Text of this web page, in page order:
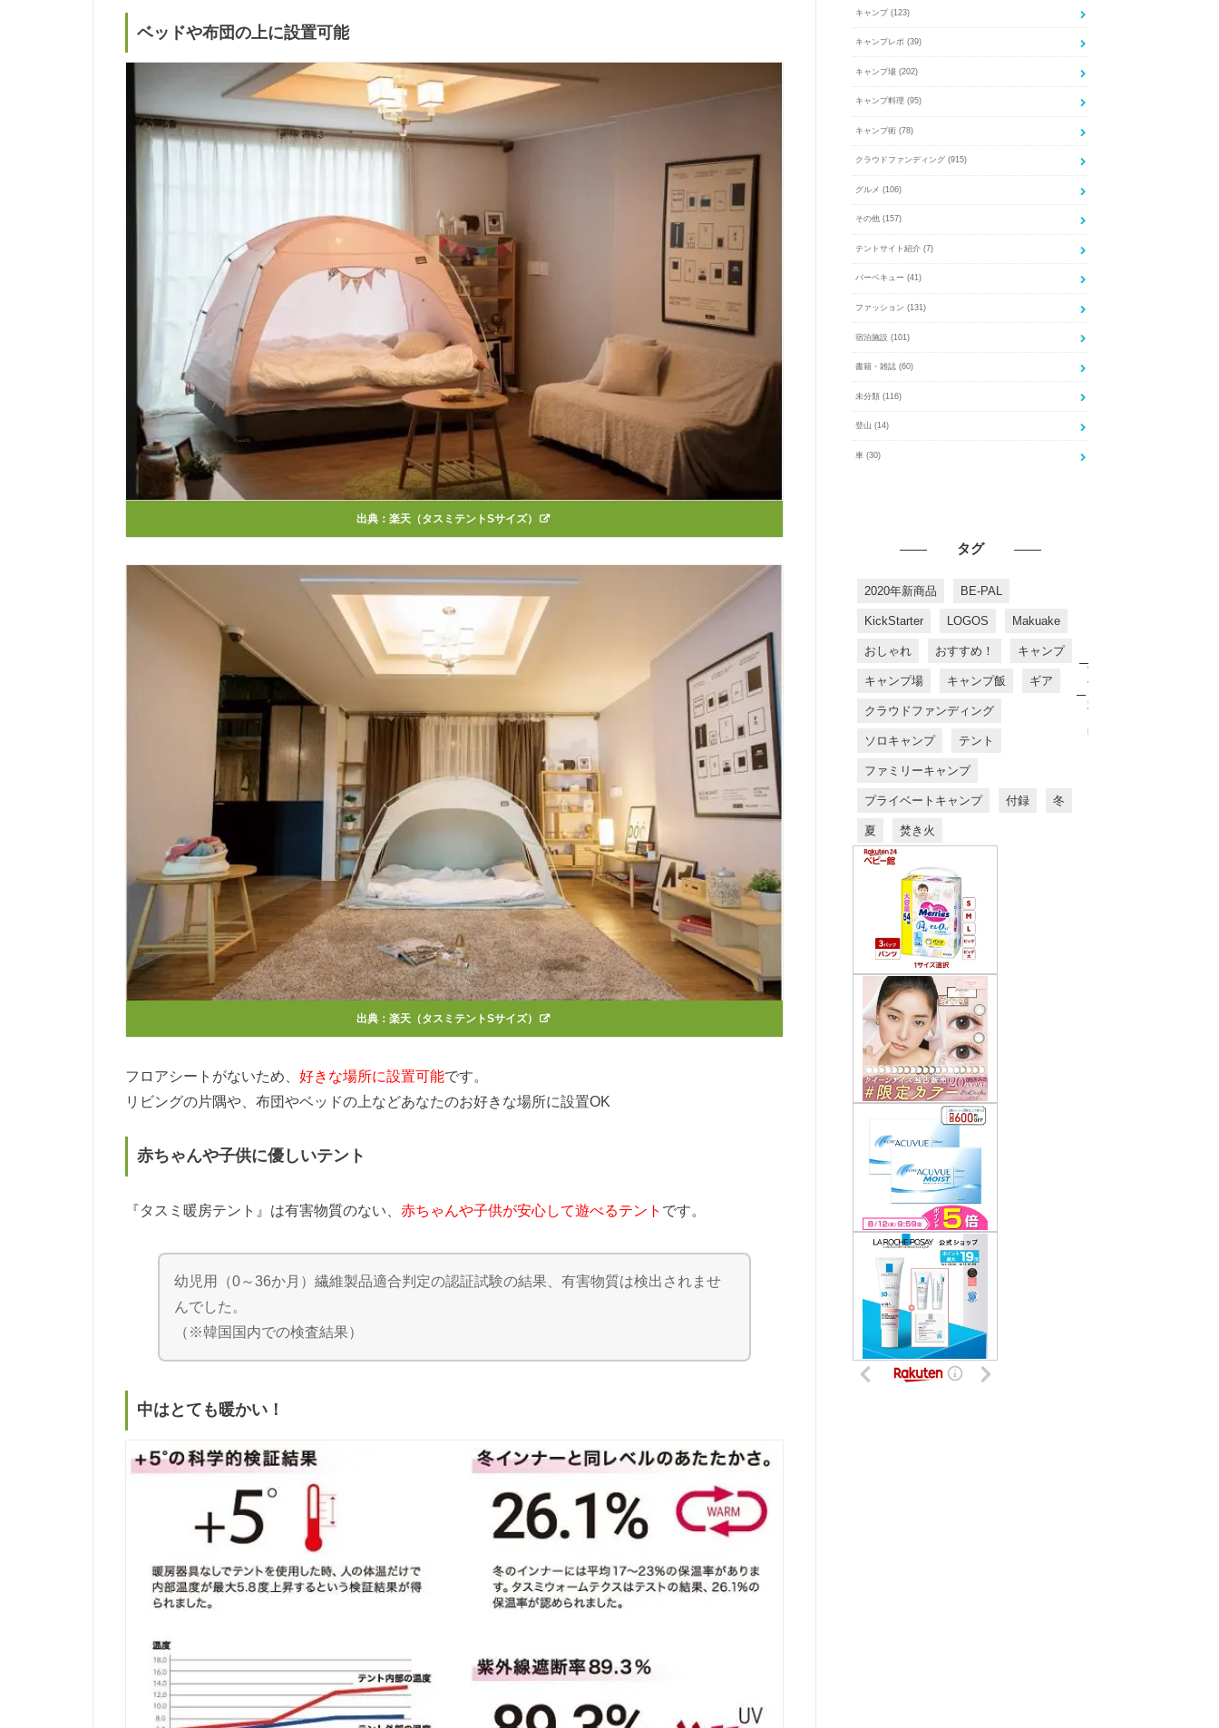
ベッドや布団の上に設置可能
出典：楽天（タスミテントSサイズ）
出典：楽天（タスミテントSサイズ）
フロアシートがないため、好きな場所に設置可能です。
リビングの片隅や、布団やベッドの上などあなたのお好きな場所に設置OK
赤ちゃんや子供に優しいテント
『タスミ暖房テント』は有害物質のない、赤ちゃんや子供が安心して遊べるテント です。
幼児用（0～36か月）繊維製品適合判定の認証試験の結果、有害物質は検出されませ
んでした。
（※韓国国内での検査結果）
中はとても暖かい！
キャンプ (123)
キャンプレポ (39)
キャンプ場 (202)
キャンプ料理 (95)
キャンプ術 (78)
クラウドファンディング (915)
グルメ (106)
その他 (157)
テントサイト紹介 (7)
バーベキュー (41)
ファッション (131)
宿泊施設 (101)
書籍・雑誌 (60)
未分類 (116)
登山 (14)
車 (30)
タグ
2020年新商品 BE-PAL
KickStarter LOGOS Makuake
おしゃれ おすすめ！ キャンプ
キャンプ場 キャンプ飯 ギア
クラウドファンディング
ソロキャンプ テント
ファミリーキャンプ
プライベートキャンプ 付録 冬
夏 焚き火
す
す
め
商
品